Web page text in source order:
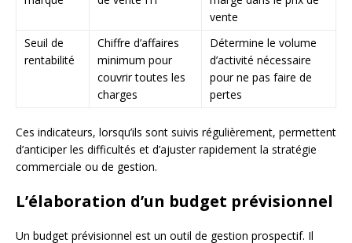
vente
Seuil de
rentabilité
Chiffre d’affaires
minimum pour
couvrir toutes les
charges
Détermine le volume
d’activité nécessaire
pour ne pas faire de
pertes
Ces indicateurs, lorsqu’ils sont suivis régulièrement, permettent
d’anticiper les difficultés et d’ajuster rapidement la stratégie
commerciale ou de gestion.
L’élaboration d’un budget prévisionnel
Un budget prévisionnel est un outil de gestion prospectif. Il